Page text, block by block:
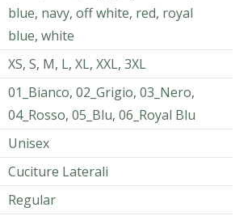
blue, navy, off white, red, royal
blue, white
XS, S, M, L, XL, XXL, 3XL
01_Bianco, 02_Grigio, 03_Nero,
04_Rosso, 05_Blu, 06_Royal Blu
Unisex
Cuciture Laterali
Regular